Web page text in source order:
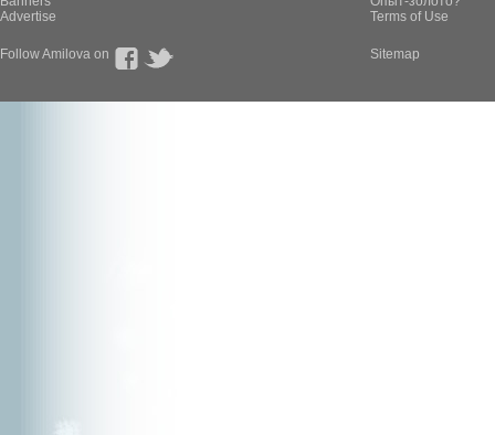
Advertise
Terms of Use
Follow Amilova on Sitemap